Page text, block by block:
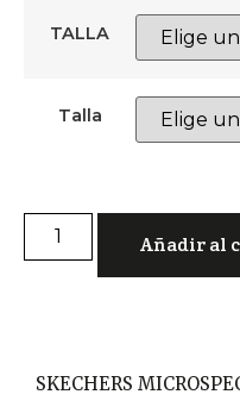
TALLA
Talla
Añadir al
SKECHERS